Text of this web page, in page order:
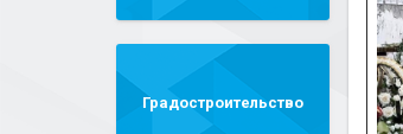
Градостроительство